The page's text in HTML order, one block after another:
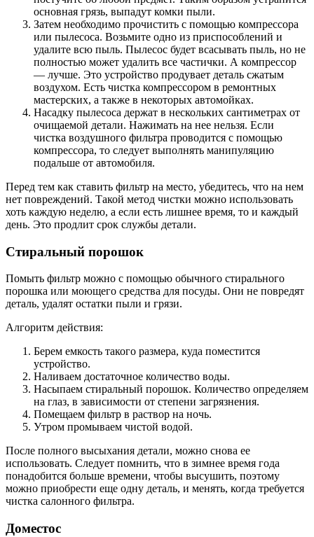
основная грязь, выпадут комки пыли.
Затем необходимо прочистить с помощью компрессора
или пылесоса. Возьмите одно из приспособлений и
удалите всю пыль. Пылесос будет всасывать пыль, но не
полностью может удалить все частички. А компрессор
— лучше. Это устройство продувает деталь сжатым
воздухом. Есть чистка компрессором в ремонтных
мастерских, а также в некоторых автомойках.
Насадку пылесоса держат в нескольких сантиметрах от
очищаемой детали. Нажимать на нее нельзя. Если
чистка воздушного фильтра проводится с помощью
компрессора, то следует выполнять манипуляцию
подальше от автомобиля.
Перед тем как ставить фильтр на место, убедитесь, что на нем
нет повреждений. Такой метод чистки можно использовать
хоть каждую неделю, а если есть лишнее время, то и каждый
день. Это продлит срок службы детали.
Стиральный порошок
Помыть фильтр можно с помощью обычного стирального
порошка или моющего средства для посуды. Они не повредят
деталь, удалят остатки пыли и грязи.
Алгоритм действия:
Берем емкость такого размера, куда поместится
устройство.
Наливаем достаточное количество воды.
Насыпаем стиральный порошок. Количество определяем
на глаз, в зависимости от степени загрязнения.
Помещаем фильтр в раствор на ночь.
Утром промываем чистой водой.
После полного высыхания детали, можно снова ее
использовать. Следует помнить, что в зимнее время года
понадобится больше времени, чтобы высушить, поэтому
можно приобрести еще одну деталь, и менять, когда требуется
чистка салонного фильтра.
Доместос